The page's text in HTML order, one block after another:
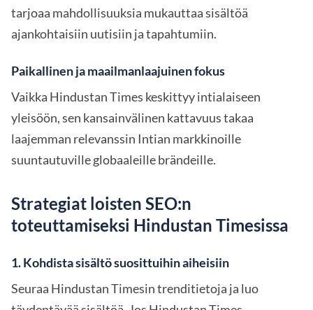
tarjoaa mahdollisuuksia mukauttaa sisältöä
ajankohtaisiin uutisiin ja tapahtumiin.
Paikallinen ja maailmanlaajuinen fokus
Vaikka Hindustan Times keskittyy intialaiseen
yleisöön, sen kansainvälinen kattavuus takaa
laajemman relevanssin Intian markkinoille
suuntautuville globaaleille brändeille.
Strategiat loisten SEO:n
toteuttamiseksi Hindustan Timesissa
1. Kohdista sisältö suosittuihin aiheisiin
Seuraa Hindustan Timesin trenditietoja ja luo